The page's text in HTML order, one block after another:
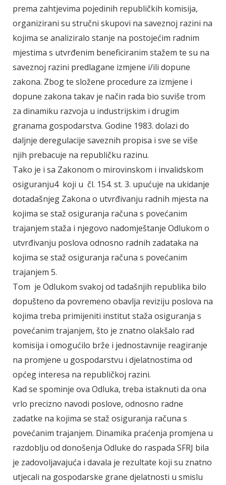
prema zahtjevima pojedinih republičkih komisija,
organizirani su stručni skupovi na saveznoj razini na
kojima se analiziralo stanje na postojećim radnim
mjestima s utvrđenim beneficiranim stažem te su na
saveznoj razini predlagane izmjene i/ili dopune
zakona. Zbog te složene procedure za izmjene i
dopune zakona takav je način rada bio suviše trom
za dinamiku razvoja u industrijskim i drugim
granama gospodarstva. Godine 1983. dolazi do
daljnje deregulacije saveznih propisa i sve se više
njih prebacuje na republičku razinu.
Tako je i sa Zakonom o mirovinskom i invalidskom
osiguranju4 koji u čl. 154. st. 3. upućuje na ukidanje
dotadašnjeg Zakona o utvrđivanju radnih mjesta na
kojima se staž osiguranja računa s povećanim
trajanjem staža i njegovo nadomještanje Odlukom o
utvrđivanju poslova odnosno radnih zadataka na
kojima se staž osiguranja računa s povećanim
trajanjem 5.
Tom je Odlukom svakoj od tadašnjih republika bilo
dopušteno da povremeno obavlja reviziju poslova na
kojima treba primijeniti institut staža osiguranja s
povećanim trajanjem, što je znatno olakšalo rad
komisija i omogućilo brže i jednostavnije reagiranje
na promjene u gospodarstvu i djelatnostima od
općeg interesa na republičkoj razini.
Kad se spominje ova Odluka, treba istaknuti da ona
vrlo precizno navodi poslove, odnosno radne
zadatke na kojima se staž osiguranja računa s
povećanim trajanjem. Dinamika praćenja promjena u
razdoblju od donošenja Odluke do raspada SFRJ bila
je zadovoljavajuća i davala je rezultate koji su znatno
utjecali na gospodarske grane djelatnosti u smislu